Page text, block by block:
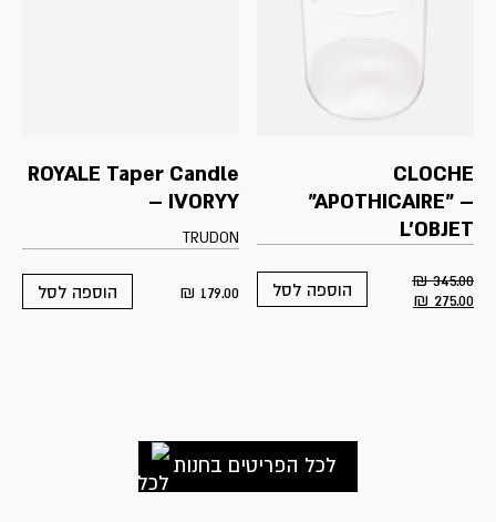
CLOCHE
"APOTHICAIRE” –
L'OBJET
345.00
₪
Original
275.00
₪ הוספה לסל
ROYALE Taper Candle
– IVORYY
TRUDON
179.00
₪ הוספה לסל
לכל הפריטים בחנות